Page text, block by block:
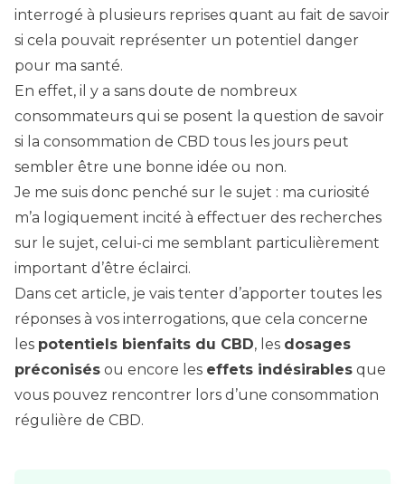
interrogé à plusieurs reprises quant au fait de savoir
si cela pouvait représenter un potentiel danger
pour ma santé.
En effet, il y a sans doute de nombreux
consommateurs qui se posent la question de savoir
si la consommation de CBD tous les jours peut
sembler être une bonne idée ou non.
Je me suis donc penché sur le sujet : ma curiosité
m’a logiquement incité à effectuer des recherches
sur le sujet, celui-ci me semblant particulièrement
important d’être éclairci.
Dans cet article, je vais tenter d’apporter toutes les
réponses à vos interrogations, que cela concerne
les potentiels bienfaits du CBD, les dosages
préconisés ou encore les effets indésirables que
vous pouvez rencontrer lors d’une consommation
régulière de CBD.